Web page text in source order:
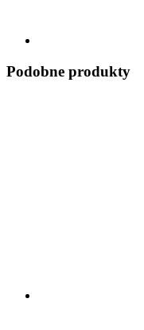
Podobne produkty